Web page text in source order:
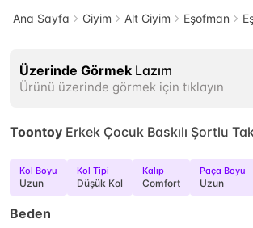
Ana Sayfa Giyim Alt Giyim Eşofman
Üzerinde Görmek Lazım
Ürünü üzerinde görmek için tıklayın
Toontoy Erkek Çocuk Baskılı Şortlu
Kol Boyu
Uzun
Kol Tipi
Düşük Kol
Kalıp
Comfort
Paça Boyu
Uzun
Beden